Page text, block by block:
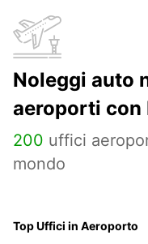
Noleggi auto
aeroporti con
200 uffici
mondo
Top Uffici in Aeroporto